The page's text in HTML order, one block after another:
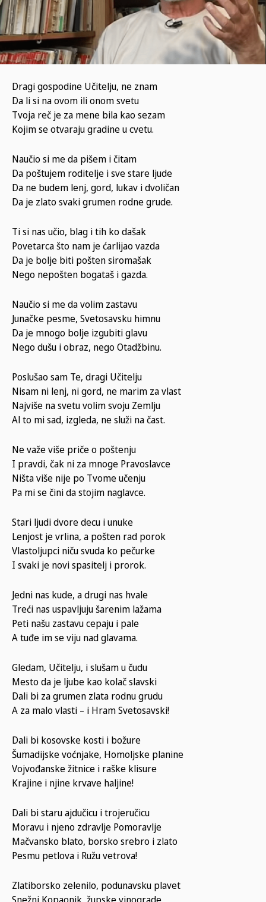
Dragi gospodine Učitelju, ne znam
Da li si na ovom ili onom svetu
Tvoja reč je za mene bila kao sezam
Kojim se otvaraju gradine u cvetu.
Naučio si me da pišem i čitam
Da poštujem roditelje i sve stare ljude
Da ne budem lenj, gord, lukav i dvoličan
Da je zlato svaki grumen rodne grude.
Ti si nas učio, blag i tih ko dašak
Povetarca što nam je ćarlijao vazda
Da je bolje biti pošten siromašak
Nego nepošten bogataš i gazda.
Naučio si me da volim zastavu
Junačke pesme, Svetosavsku himnu
Da je mnogo bolje izgubiti glavu
Nego dušu i obraz, nego Otadžbinu.
Poslušao sam Te, dragi Učitelju
Nisam ni lenj, ni gord, ne marim za vlast
Najviše na svetu volim svoju Zemlju
Al to mi sad, izgleda, ne služi na čast.
Ne važe više priče o poštenju
I pravdi, čak ni za mnoge Pravoslavce
Ništa više nije po Tvome učenju
Pa mi se čini da stojim naglavce.
Stari ljudi dvore decu i unuke
Lenjost je vrlina, a pošten rad porok
Vlastoljupci niču svuda ko pečurke
I svaki je novi spasitelj i prorok.
Jedni nas kude, a drugi nas hvale
Treći nas uspavljuju šarenim lažama
Peti našu zastavu cepaju i pale
A tuđe im se viju nad glavama.
Gledam, Učitelju, i slušam u čudu
Mesto da je ljube kao kolač slavski
Dali bi za grumen zlata rodnu grudu
A za malo vlasti – i Hram Svetosavski!
Dali bi kosovske kosti i božure
Šumadijske voćnjake, Homoljske planine
Vojvođanske žitnice i raške klisure
Krajine i njine krvave haljine!
Dali bi staru ajdučicu i trojeručicu
Moravu i njeno zdravlje Pomoravlje
Mačvansko blato, borsko srebro i zlato
Pesmu petlova i Ružu vetrova!
Zlatiborsko zelenilo, podunavsku plavet
Snežni Kopaonik, župske vinograde